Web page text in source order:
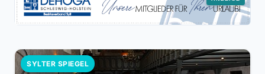
SYLTER SPIEGEL